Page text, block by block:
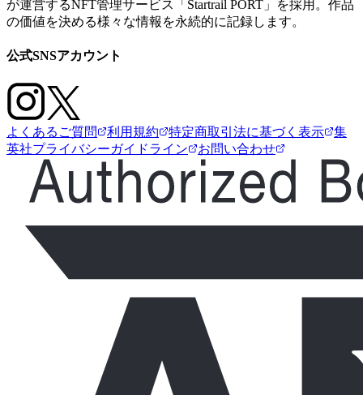
が運営するNFT管理サービス「Startrail PORT」を採用。作品
の価値を決める様々な情報を永続的に記録します。
公式SNSアカウント
よくあるご質問 利用規約 特定商取引法に基づく表示
集
英社プライバシーガイドライン
お問い合わせ